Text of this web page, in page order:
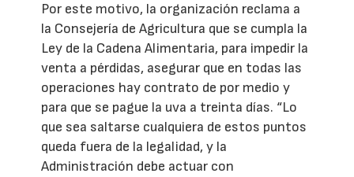
Por este motivo, la organización reclama a
la Consejería de Agricultura que se cumpla la
Ley de la Cadena Alimentaria, para impedir la
venta a pérdidas, asegurar que en todas las
operaciones hay contrato de por medio y
para que se pague la uva a treinta días. “Lo
que sea saltarse cualquiera de estos puntos
queda fuera de la legalidad, y la
Administración debe actuar con